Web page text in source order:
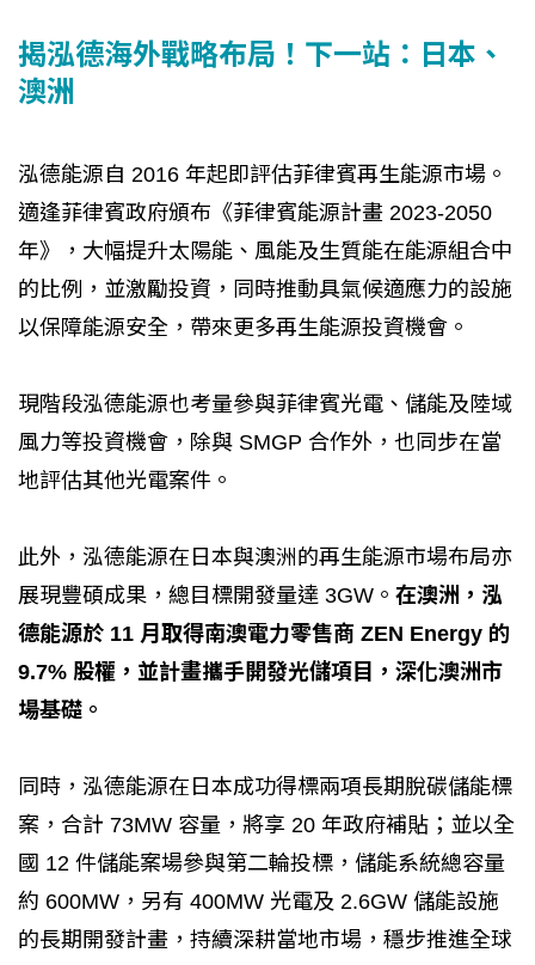
揭泓德海外戰略布局！下一站：日本、
澳洲
泓德能源自 2016 年起即評估菲律賓再生能源市場。
適逢菲律賓政府頒布《菲律賓能源計畫 2023-2050
年》，大幅提升太陽能、風能及生質能在能源組合中
的比例，並激勵投資，同時推動具氣候適應力的設施
以保障能源安全，帶來更多再生能源投資機會。
現階段泓德能源也考量參與菲律賓光電、儲能及陸域
風力等投資機會，除與 SMGP 合作外，也同步在當
地評估其他光電案件。
此外，泓德能源在日本與澳洲的再生能源市場布局亦
展現豐碩成果，總目標開發量達 3GW。 在澳洲，泓
德能源於 11 月取得南澳電力零售商 ZEN Energy 的
9.7% 股權，並計畫攜手開發光儲項目，深化澳洲市
場基礎。
同時，泓德能源在日本成功得標兩項長期脫碳儲能標
案，合計 73MW 容量，將享 20 年政府補貼；並以全
國 12 件儲能案場參與第二輪投標，儲能系統總容量
約 600MW，另有 400MW 光電及 2.6GW 儲能設施
的長期開發計畫，持續深耕當地市場，穩步推進全球